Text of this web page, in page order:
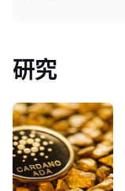
研究